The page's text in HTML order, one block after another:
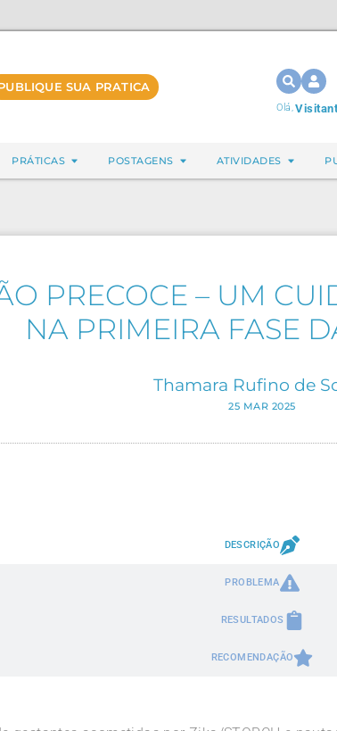
SUA PRATICA
Olá,
PRÁTICAS POSTAGENS ATIVIDADES
PRECOCE – UM
NA PRIMEIRA FASE
Thamara Rufino de
25 MAR 2025
DESCRIÇÃO
PROBLEMA
RESULTADOS
RECOMENDAÇÃO